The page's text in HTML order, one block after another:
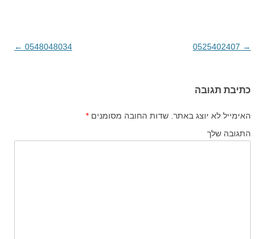
ניווט בפוסטים
→
0548048034
←
כתיבת תגובה
האימייל לא יוצג באתר. שדות החובה מסומנים *
התגובה שלך